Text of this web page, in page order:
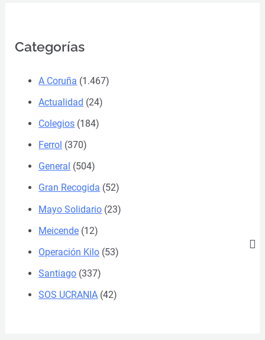
Categorías
A Coruña (1.467)
Actualidad (24)
Colegios (184)
Ferrol (370)
General (504)
Gran Recogida (52)
Mayo Solidario (23)
Meicende (12)
Operación Kilo (53)
Santiago (337)
SOS UCRANIA (42)